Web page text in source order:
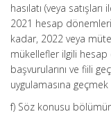
hasılatı (veya satışları
2021 hesap
kadar, 2022 veya
mükellefler ilgili hesap
başvurularını ve fiili
uygulamasına
f) Söz konusu bölümün